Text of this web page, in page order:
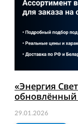
«Энергия
обновлённый
29.01.2026